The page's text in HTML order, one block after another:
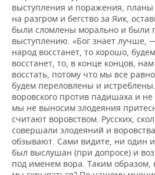
выступления и поражения,
на разгром и бегство за Яик,
были сломлены морально и были
выступлению. «Бог знает лучше,
народ восстанет, то хорошо,
восстанет, то, в конце концов,
восстать, потому что мы все
будем переловлены и
воровского против падишаха и
мы не выносим злодеяния
считают воровством. Русских,
совершали злодеяний и
обзывают. Сами видите, ни один
был выслушан (при допросе) и
под именем вора. Таким